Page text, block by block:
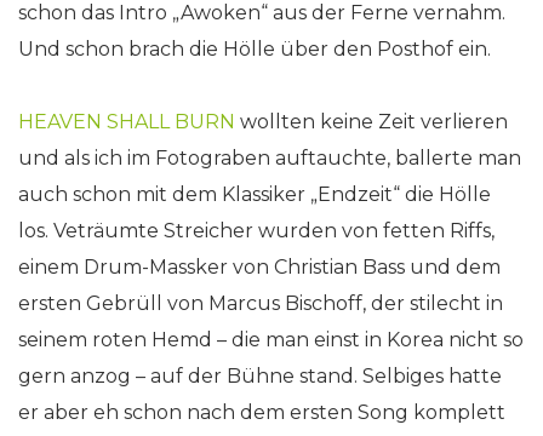
schon das Intro „Awoken“ aus der Ferne vernahm.
Und schon brach die Hölle über den Posthof ein.
HEAVEN SHALL BURN wollten keine Zeit verlieren
und als ich im Fotograben auftauchte, ballerte man
auch schon mit dem Klassiker „Endzeit“ die Hölle
los. Veträumte Streicher wurden von fetten Riffs,
einem Drum-Massker von Christian Bass und dem
ersten Gebrüll von Marcus Bischoff, der stilecht in
seinem roten Hemd – die man einst in Korea nicht so
gern anzog – auf der Bühne stand. Selbiges hatte
er aber eh schon nach dem ersten Song komplett